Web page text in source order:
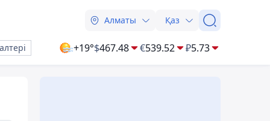
Алматы Қаз
+19°$467.48 €539.52 ₽5.73